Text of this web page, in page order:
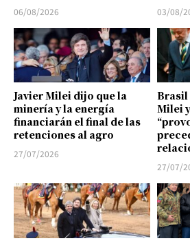
06/08/2026 03/08/
Javier Milei dijo que la
minería y la energía
financiarán el final de las
retenciones al agro
27/07/2026
Brasil
Milei
27/07/